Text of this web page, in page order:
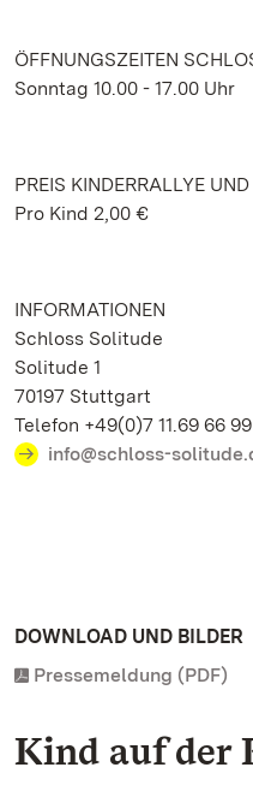
ÖFFNUNGSZEITEN
Sonntag 10.00 - 17.00 Uhr
PREIS KINDERRALLYE
Pro Kind 2,00 €
INFORMATIONEN
Schloss Solitude
Solitude 1
70197 Stuttgart
Telefon +49(0)7 11.69 66 99
info@schloss-
DOWNLOAD UND BILDER
Pressemeldung (PDF)
Kind auf der